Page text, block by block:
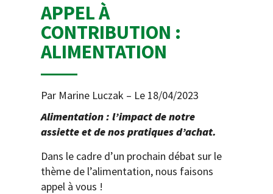
APPEL À
CONTRIBUTION :
ALIMENTATION
Par Marine Luczak – Le 18/04/2023
Alimentation : l’impact de notre
assiette et de nos pratiques d’achat.
Dans le cadre d’un prochain débat sur le
thème de l’alimentation, nous faisons
appel à vous !